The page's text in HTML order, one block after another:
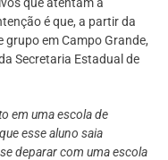
que atentam à
é que, a partir da
em Campo Grande,
Secretaria Estadual de
em uma escola de
esse aluno saia
deparar com uma escola